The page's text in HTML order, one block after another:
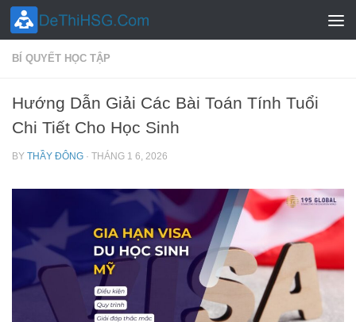
Skip to content
BÍ QUYẾT HỌC TẬP
Hướng Dẫn Giải Các Bài Toán Tính Tuổi
Chi Tiết Cho Học Sinh
BY THẦY ĐÔNG · THÁNG 1 6, 2026